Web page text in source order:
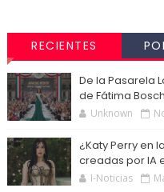
RECIENTES
De la Pasarela
de Fátima
Unknown
¿Katy Perry en
creadas por IA
I-Noticias